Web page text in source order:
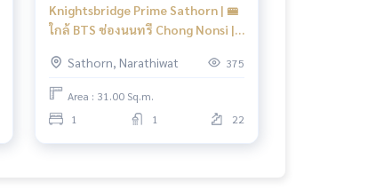
Knightsbridge Prime Sathorn | 🚝
ใกล้ BTS ช่องนนทรี Chong Nonsi |
Sathorn, Narathiwat
375
Area : 31.00 Sq.m.
1
1 22